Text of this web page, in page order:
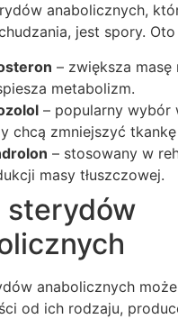
anabolicznych,
jest spory.
– zwiększa masę
metabolizm.
– popularny wybór
chcą zmniejszyć tkankę
– stosowany w
masy tłuszczowej.
sterydów
anabolicznych
od ich rodzaju,